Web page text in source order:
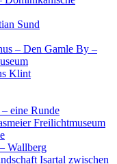
Sund
– Den Gamle By –
Klint
eine Runde
Freilichtmuseum
Wallberg
Isartal zwischen